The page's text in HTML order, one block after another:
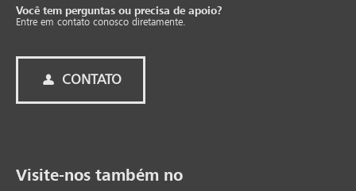
Você tem perguntas ou precisa de apoio?
Entre em contato conosco diretamente.
CONTATO
Visite-nos também no